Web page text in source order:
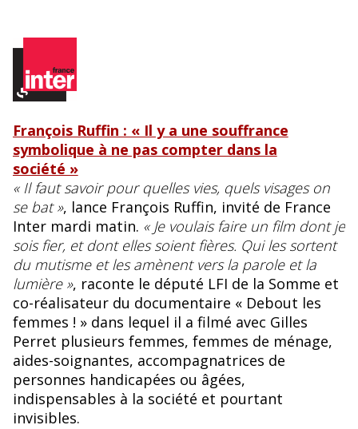
François Ruffin : « Il y a une souffrance
symbolique à ne pas compter dans la
société »
« Il faut savoir pour quelles vies, quels visages on
se bat », lance François Ruffin, invité de France
Inter mardi matin. « Je voulais faire un film dont je
sois fier, et dont elles soient fières. Qui les sortent
du mutisme et les amènent vers la parole et la
lumière », raconte le député LFI de la Somme et
co-réalisateur du documentaire « Debout les
femmes ! » dans lequel il a filmé avec Gilles
Perret plusieurs femmes, femmes de ménage,
aides-soignantes, accompagnatrices de
personnes handicapées ou âgées,
indispensables à la société et pourtant
invisibles.